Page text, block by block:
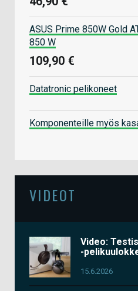
ASUS Prime 850W Gold
850 W
109,90 €
Datatronic pelikoneet
Komponenteille myös
VIDEOT
Video:
-
15.6.2026